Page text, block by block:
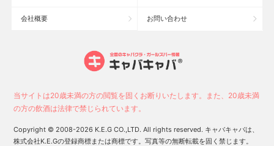
スタッフ
キャスト
大宮のキャバクラ
新潟市のキャバクラ
高崎市のキャバクラ
新潟駅前のキャバクラ
会社概要 お問い合わせ
当サイトは20歳未満の方の閲覧を固くお断りいたします。また、20歳未満
の方の飲酒は法律で禁じられています。
Copyright © 2008-2026 K.E.G CO.,LTD. All rights reserved. キャバキャバは、
株式会社K.E.Gの登録商標または商標です。写真等の無断転載を固く禁じます。